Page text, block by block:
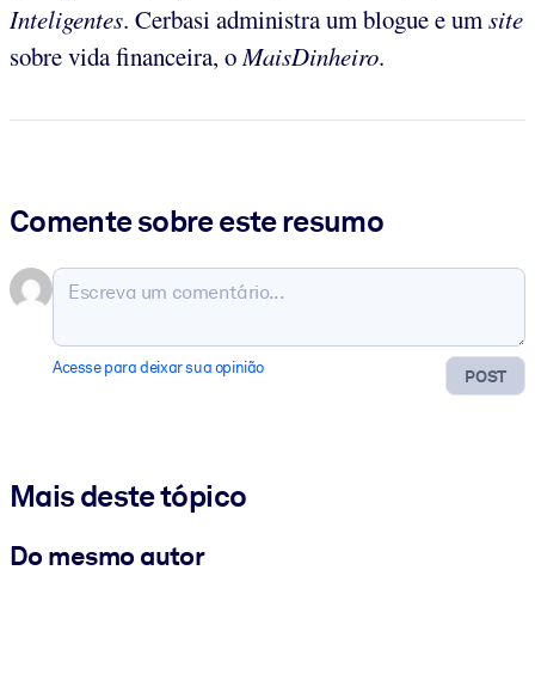
Inteligentes. Cerbasi administra um blogue e umsite
sobre vida financeira, oMaisDinheiro.
Comente sobre este resumo
POST
Acesse para deixar sua opinião
Mais deste tópico
Do mesmo autor